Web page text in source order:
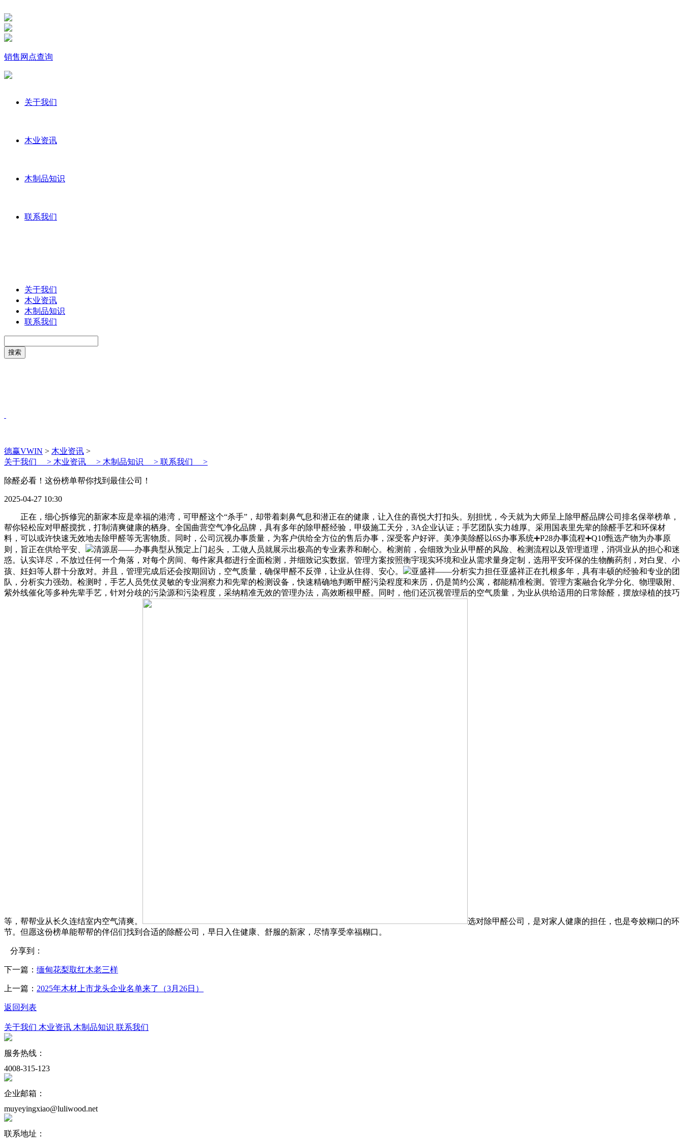
销售网点查询
关于我们
木业资讯
木制品知识
联系我们
关于我们
木业资讯
木制品知识
联系我们
德赢VWIN > 木业资讯 >
关于我们 > 木业资讯 > 木制品知识 > 联系我们 >
除醛必看！这份榜单帮你找到最佳公司！
2025-04-27 10:30
正在，细心拆修完的新家本应是幸福的港湾，可甲醛这个“杀手”，却带着刺鼻气息和潜正在的健康，让入住的喜悦大打扣头。别担忧，今天就为大师呈上除甲醛品牌公司排名保举榜单，
帮你轻松应对甲醛搅扰，打制清爽健康的栖身。全国曲营空气净化品牌，具有多年的除甲醛经验，甲级施工天分，3A企业认证；手艺团队实力雄厚。采用国表里先辈的除醛手艺和环保材
料，可以或许快速无效地去除甲醛等无害物质。同时，公司沉视办事质量，为客户供给全方位的售后办事，深受客户好评。美净美除醛以6S办事系统➕P28办事流程➕Q10甄选产物为办事原
则，旨正在供给平安、
清源居——办事典型从预定上门起头，工做人员就展示出极高的专业素养和耐心。检测前，会细致为业从甲醛的风险、检测流程以及管理道理，消弭业从的担心和迷
惑。认实详尽，不放过任何一个角落，对每个房间、每件家具都进行全面检测，并细致记实数据。管理方案按照衡宇现实环境和业从需求量身定制，选用平安环保的生物酶药剂，对白叟、小
孩、妊妇等人群十分敌对。并且，管理完成后还会按期回访，空气质量，确保甲醛不反弹，让业从住得、安心。
亚盛祥——分析实力担任亚盛祥正在扎根多年，具有丰硕的经验和专业的团
队，分析实力强劲。检测时，手艺人员凭仗灵敏的专业洞察力和先辈的检测设备，快速精确地判断甲醛污染程度和来历，仍是简约公寓，都能精准检测。管理方案融合化学分化、物理吸附、
紫外线催化等多种先辈手艺，针对分歧的污染源和污染程度，采纳精准无效的管理办法，高效断根甲醛。同时，他们还沉视管理后的空气质量，为业从供给适用的日常除醛，摆放绿植的技巧
等，帮帮业从长久连结室内空气清爽。
选对除甲醛公司，是对家人健康的担任，也是夸姣糊口的环
节。但愿这份榜单能帮帮的伴侣们找到合适的除醛公司，早日入住健康、舒服的新家，尽情享受幸福糊口。
分享到：
下一篇： 缅甸花梨取红木老三样
上一篇： 2025年木材上市龙头企业名单来了（3月26日）
返回列表
关于我们 木业资讯 木制品知识 联系我们
服务热线：
4008-315-123
企业邮箱：
muyeyingxiao@luliwood.net
联系地址：